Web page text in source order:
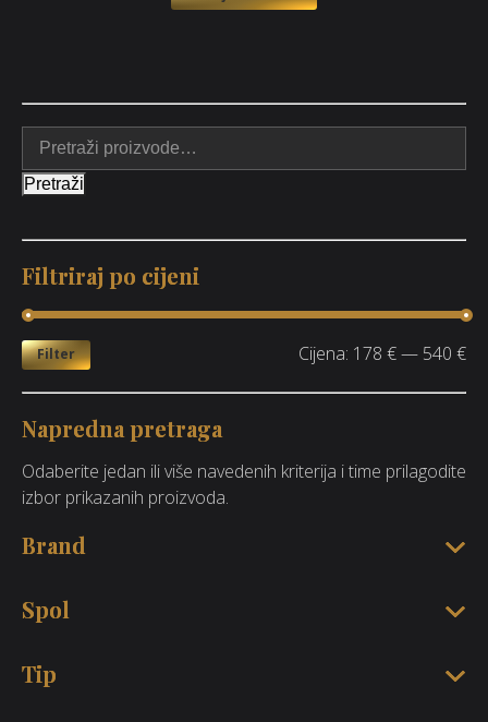
Pretraži
Filtriraj po cijeni
Filter Cijena: 178 €— 540 €
Napredna pretraga
Odaberite jedan ili više navedenih kriterija i time prilagodite
izbor prikazanih proizvoda.
Brand
Spol
Tip